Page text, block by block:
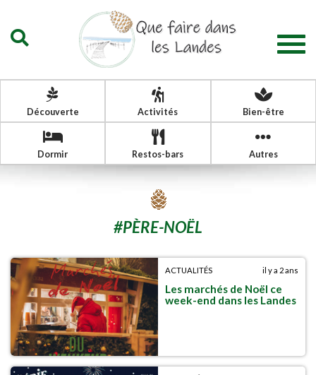
Découverte Activités Bien-être
Dormir Restos-bars Autres
#PÈRE-NOËL
ACTUALITÉS il y a 2 ans
Les marchés de Noël ce
week-end dans les Landes